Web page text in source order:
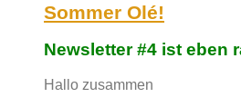
Sommer Olé!
Newsletter #4 ist eben
Hallo zusammen